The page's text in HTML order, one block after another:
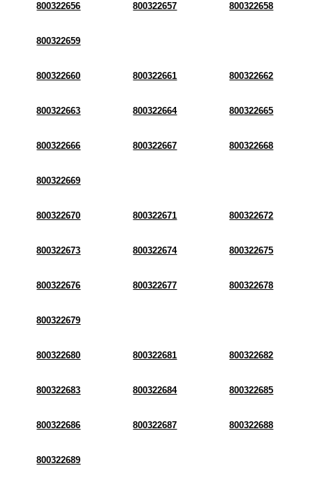
800322656 800322657 800322658
800322659
800322660 800322661 800322662
800322663 800322664 800322665
800322666 800322667 800322668
800322669
800322670 800322671 800322672
800322673 800322674 800322675
800322676 800322677 800322678
800322679
800322680 800322681 800322682
800322683 800322684 800322685
800322686 800322687 800322688
800322689